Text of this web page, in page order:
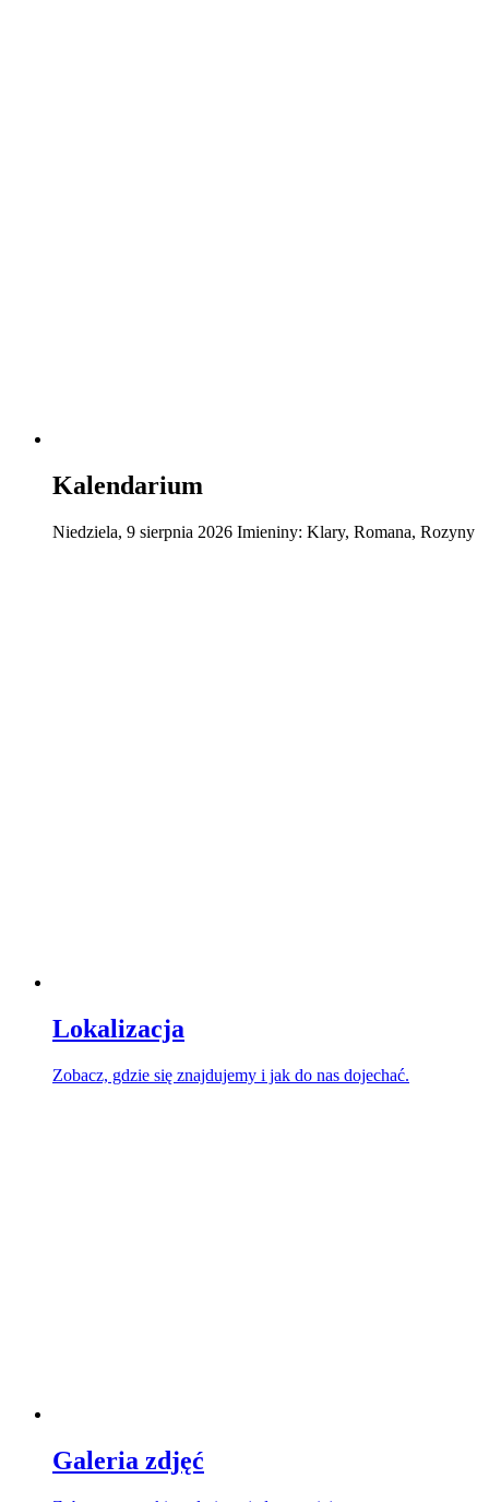
Kalendarium
Niedziela, 9 sierpnia 2026 Imieniny: Klary, Romana, Rozyny
Lokalizacja
Zobacz, gdzie się znajdujemy i jak do nas dojechać.
Galeria zdjęć